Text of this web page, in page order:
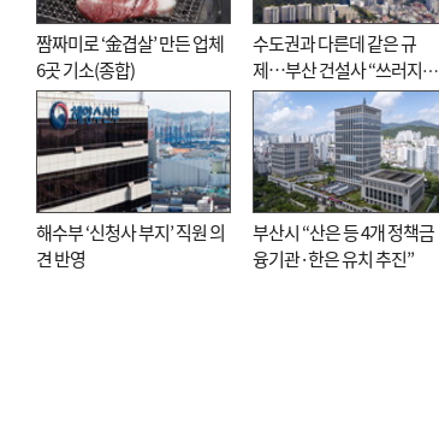
짬짜미로 ‘金겹살’ 만든 업체
6곳 기소(종합)
수도권과 다른데 같은 규
제…부산 건설사 “쓰러지기
직전”
해수부 ‘신청사 부지’ 직원 의
견 반영
부산시 “산은 등 4개 정책금
융기관·한은 유치 추진”